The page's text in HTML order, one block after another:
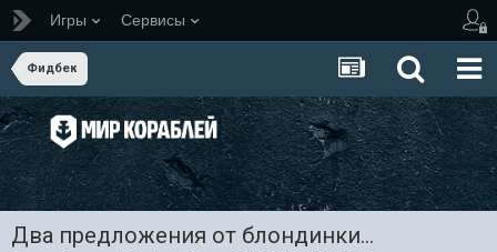
Игры Сервисы
Фидбек
Два предложения от блондинки...